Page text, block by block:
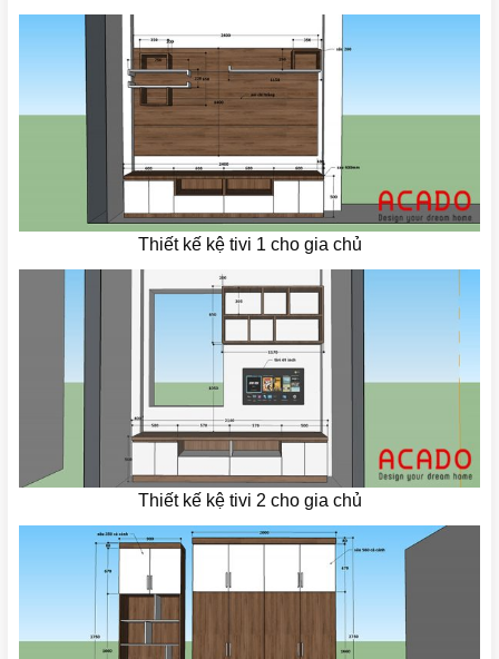
Thiết kế kệ tivi 1 cho gia chủ
Thiết kế kệ tivi 2 cho gia chủ